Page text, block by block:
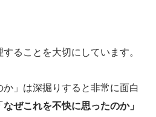
ることを大切にしています。
か」は深掘りすると非常に面白
なぜこれを不快に思ったのか」